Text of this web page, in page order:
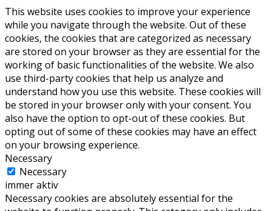
This website uses cookies to improve your experience
while you navigate through the website. Out of these
cookies, the cookies that are categorized as necessary
are stored on your browser as they are essential for the
working of basic functionalities of the website. We also
use third-party cookies that help us analyze and
understand how you use this website. These cookies will
be stored in your browser only with your consent. You
also have the option to opt-out of these cookies. But
opting out of some of these cookies may have an effect
on your browsing experience.
Necessary
Necessary
immer aktiv
Necessary cookies are absolutely essential for the